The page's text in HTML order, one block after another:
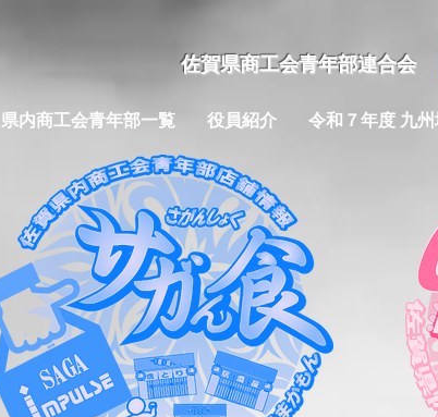
​佐賀県商工会青年部連合会
県内商工会青年部一覧 役員紹介 令和７年度 九